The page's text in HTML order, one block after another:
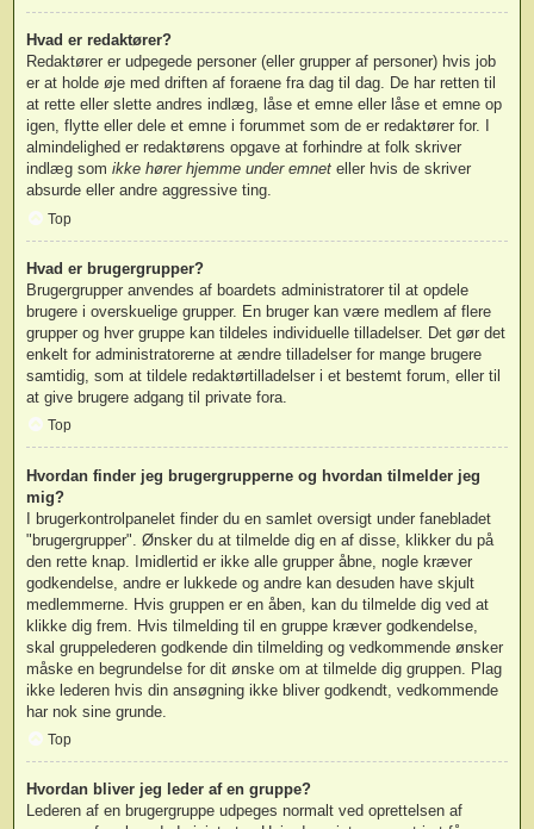
Hvad er redaktører?
Redaktører er udpegede personer (eller grupper af personer) hvis job
er at holde øje med driften af foraene fra dag til dag. De har retten til
at rette eller slette andres indlæg, låse et emne eller låse et emne op
igen, flytte eller dele et emne i forummet som de er redaktører for. I
almindelighed er redaktørens opgave at forhindre at folk skriver
indlæg som ikke hører hjemme under emnet eller hvis de skriver
absurde eller andre aggressive ting.
Top
Hvad er brugergrupper?
Brugergrupper anvendes af boardets administratorer til at opdele
brugere i overskuelige grupper. En bruger kan være medlem af flere
grupper og hver gruppe kan tildeles individuelle tilladelser. Det gør det
enkelt for administratorerne at ændre tilladelser for mange brugere
samtidig, som at tildele redaktørtilladelser i et bestemt forum, eller til
at give brugere adgang til private fora.
Top
Hvordan finder jeg brugergrupperne og hvordan tilmelder jeg
mig?
I brugerkontrolpanelet finder du en samlet oversigt under fanebladet
"brugergrupper". Ønsker du at tilmelde dig en af disse, klikker du på
den rette knap. Imidlertid er ikke alle grupper åbne, nogle kræver
godkendelse, andre er lukkede og andre kan desuden have skjult
medlemmerne. Hvis gruppen er en åben, kan du tilmelde dig ved at
klikke dig frem. Hvis tilmelding til en gruppe kræver godkendelse,
skal gruppelederen godkende din tilmelding og vedkommende ønsker
måske en begrundelse for dit ønske om at tilmelde dig gruppen. Plag
ikke lederen hvis din ansøgning ikke bliver godkendt, vedkommende
har nok sine grunde.
Top
Hvordan bliver jeg leder af en gruppe?
Lederen af en brugergruppe udpeges normalt ved oprettelsen af